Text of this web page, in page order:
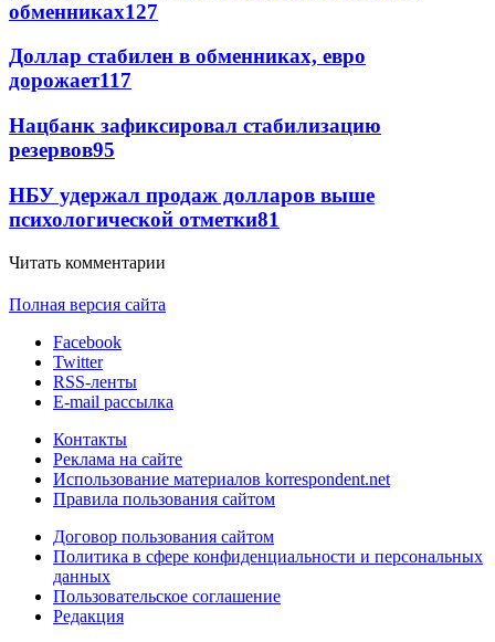
обменниках127
Доллар стабилен в обменниках, евро
дорожает117
Нацбанк зафиксировал стабилизацию
резервов95
НБУ удержал продаж долларов выше
психологической отметки81
Читать комментарии
Полная версия сайта
Facebook
Twitter
RSS-ленты
E-mail рассылка
Контакты
Реклама на сайте
Использование материалов korrespondent.net
Правила пользования сайтом
Договор пользования сайтом
Политика в сфере конфиденциальности и персональных
данных
Пользовательское соглашение
Редакция